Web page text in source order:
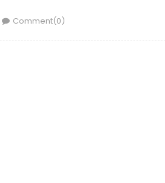
Comment(0)